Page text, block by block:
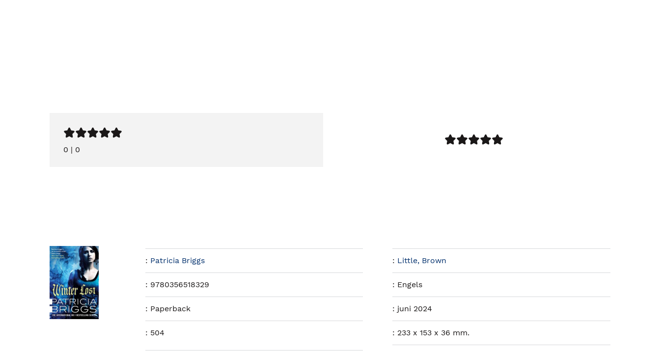
0 | 0
: Patricia Briggs : Little, Brown
: 9780356518329 : Engels
: Paperback : juni 2024
: 504 : 233 x 153 x 36 mm.